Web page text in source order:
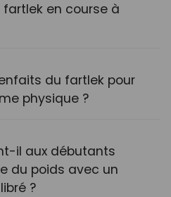
en course à
du fartlek pour
physique ?
il aux débutants
du poids avec un
?